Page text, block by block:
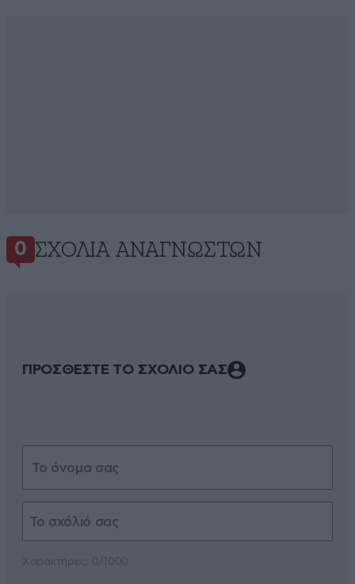
0 ΣΧΌΛΙΑ ΑΝΑΓΝΩΣΤΏΝ
ΠΡΟΣΘΕΣΤΕ ΤΟ ΣΧΟΛΙΟ ΣΑΣ